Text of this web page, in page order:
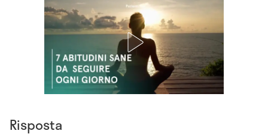
Risposta